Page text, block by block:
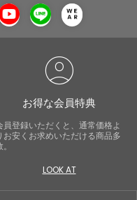
account_circle
お得な会員特典
員登録いただくと、通常価格よ
お安くお求めいただける商品多
LOOK AT